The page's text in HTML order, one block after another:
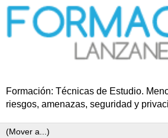
Formación: Técnicas de Estudio.
riesgos, amenazas, seguridad y